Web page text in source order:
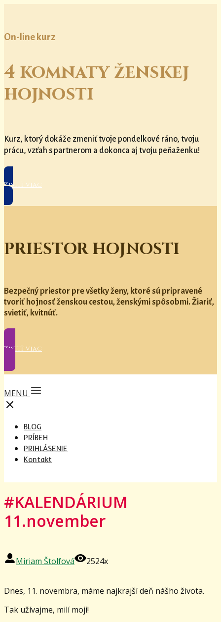
On-line kurz
4 komnaty ženskej
hojnosti
Kurz, ktorý dokáže zmeniť tvoje pondelkové ráno, tvoju
prácu, vzťah s partnerom a dokonca aj tvoju peňaženku!
Zistiť viac
PRIESTOR HOJNOSTI
Bezpečný priestor pre všetky ženy, ktoré sú pripravené
tvoriť hojnosť ženskou cestou, ženskými spôsobmi. Žiariť,
svietiť, kvitnúť.
Zistiť viac
MENU
BLOG
PRÍBEH
PRIHLÁSENIE
Kontakt
#KALENDÁRIUM
11.november
Miriam Štolfová 2524x
Dnes, 11. novembra, máme najkrajší deň nášho života.
Tak užívajme, milí moji!